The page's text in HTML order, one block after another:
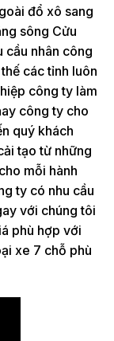
đổ xô sang
sông Cửu
cầu nhân công
các tỉnh luôn
công ty làm
công ty cho
quý khách
tạo từ những
mỗi hành
ty có nhu cầu
với chúng tôi
phù hợp với
xe 7 chỗ phù